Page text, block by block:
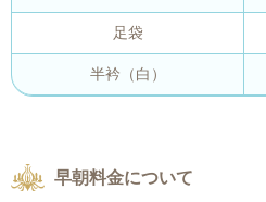
足袋
半衿（白）
早朝料金について